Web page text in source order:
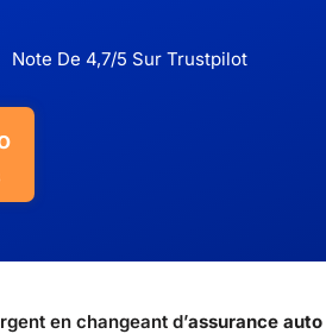
Note De 4,7/5 Sur Trustpilot
en changeant d’assurance auto